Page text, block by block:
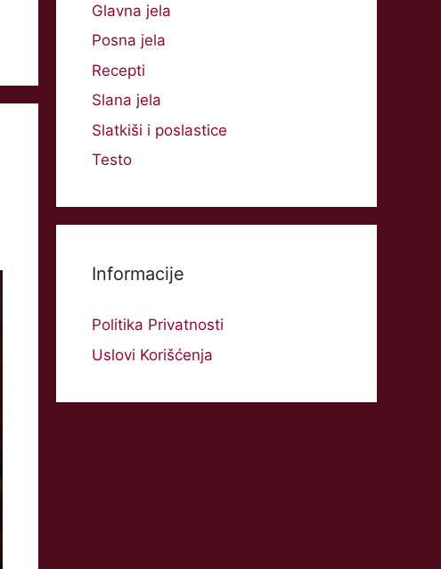
Glavna jela
Posna jela
Recepti
Slana jela
Slatkiši i poslastice
Testo
Informacije
Politika Privatnosti
Uslovi Korišćenja